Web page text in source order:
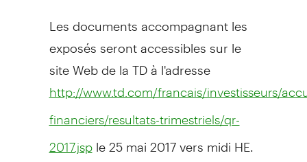
Les documents accompagnant les
exposés seront accessibles sur le
site Web de la TD à l'adresse
http://www.td.com/francais/investisseurs/
financiers/resultats-trimestriels/qr-
2017.jsple 25 mai 2017 vers midi HE.